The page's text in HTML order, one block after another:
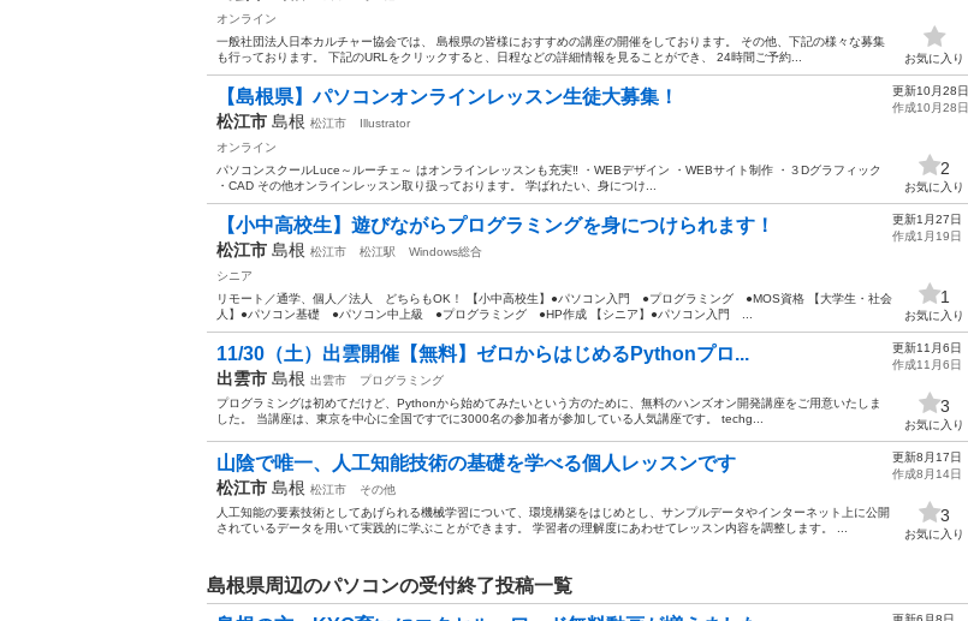
オンライン
一般社団法人日本カルチャー協会では、 島根県の皆様におすすめの講座の開催をしております。 その他、下記の様々な募集
も行っております。 下記のURLをクリックすると、日程などの詳細情報を見ることができ、 24時間ご予約...
お気に入り
【島根県】パソコンオンラインレッスン生徒大募集！
松江市 島根 松江市
Illustrator
オンライン
パソコンスクールLuce～ルーチェ～ はオンラインレッスンも充実‼︎ ・WEBデザイン ・WEBサイト制作 ・３Dグラフィック
・CAD その他オンラインレッスン取り扱っております。 学ばれたい、身につけ...
更新10月28日
作成10月28日
2
お気に入り
【小中高校生】遊びながらプログラミングを身につけられます！
松江市 島根 松江市 松江駅
Windows総合
シニア
リモート／通学、個人／法人 どちらもOK！ 【小中高校生】●パソコン入門 ●プログラミング ●MOS資格 【大学生・社会
人】●パソコン基礎 ●パソコン中上級 ●プログラミング ●HP作成 【シニア】●パソコン入門 ...
更新1月27日
作成1月19日
1
お気に入り
11/30（土）出雲開催【無料】ゼロからはじめるPythonプロ...
出雲市 島根 出雲市
プログラミング
プログラミングは初めてだけど、Pythonから始めてみたいという方のために、無料のハンズオン開発講座をご用意いたしま
した。 当講座は、東京を中心に全国ですでに3000名の参加者が参加している人気講座です。 techg...
更新11月6日
作成11月6日
3
お気に入り
山陰で唯一、人工知能技術の基礎を学べる個人レッスンです
松江市 島根 松江市
その他
人工知能の要素技術としてあげられる機械学習について、環境構築をはじめとし、サンプルデータやインターネット上に公開
されているデータを用いて実践的に学ぶことができます。 学習者の理解度にあわせてレッスン内容を調整します。 ...
更新8月17日
作成8月14日
3
お気に入り
島根県周辺のパソコンの受付終了投稿一覧